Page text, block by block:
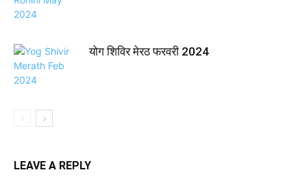
योग शिविर मेरठ फरवरी 2024
LEAVE A REPLY